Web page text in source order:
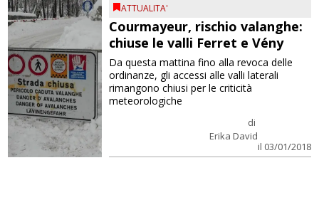
ATTUALITA'
Courmayeur, rischio valanghe:
chiuse le valli Ferret e Vény
di
Erika David
il 03/01/2018
Da questa mattina fino alla revoca delle
ordinanze, gli accessi alle valli laterali
rimangono chiusi per le criticità
meteorologiche